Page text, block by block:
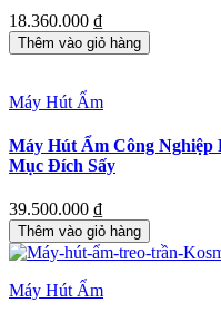
18.360.000 ₫
Thêm vào giỏ hàng
Máy Hút Ẩm
Máy Hút Ẩm Công
Mục Đích Sấy
39.500.000 ₫
Thêm vào giỏ hàng
Máy Hút Ẩm